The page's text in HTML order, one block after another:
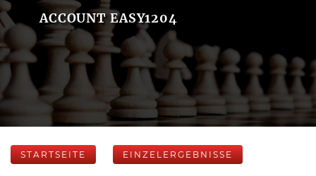
ACCOUNT EASY1204
STARTSEITE EINZELERGEBNISSE